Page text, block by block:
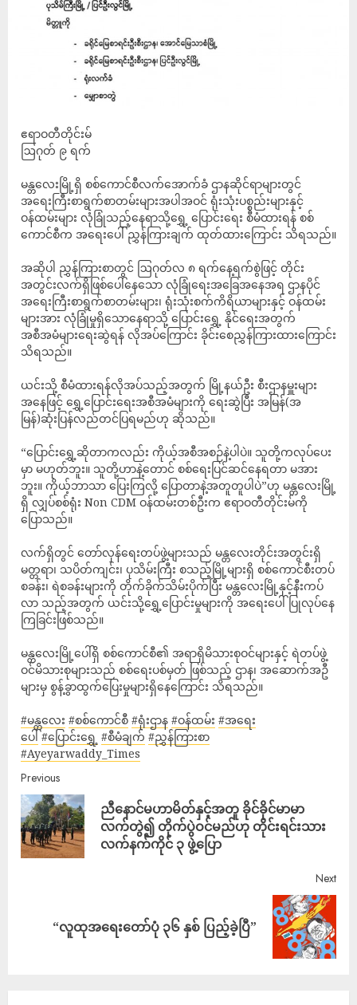
ဧရာဝတီတိုင်းမ်
ဩဂုတ် ၉ ရက်
မန္တလေးမြို့ရှိ စစ်ကောင်စီလက်အောက်ခံ ဌာနဆိုင်ရာများတွင်
အရေးကြီးစာရွက်စာတမ်းများအပါအဝင် ရုံးသုံးပစ္စည်းများနှင့်
ဝန်ထမ်းများ လုံခြုံသည့်နေရာသို့ရွှေ့ ပြောင်းရေး စီမံထားရန် စစ်
ကောင်စီက အရေးပေါ် ညွှန်ကြားချက် ထုတ်ထားကြောင်း သိရသည်။
အဆိုပါ ညွှန်ကြားစာတွင် ဩဂုတ်လ ၈ ရက်နေ့ရက်စွဲဖြင့် တိုင်း
အတွင်းလက်ရှိဖြစ်ပေါ်နေသော လုံခြုံရေးအခြေအနေအရ ဌာနပိုင်
အရေးကြီးစာရွက်စာတမ်းများ၊ ရုံးသုံးစက်ကိရိယာများနှင့် ဝန်ထမ်း
များအား လုံခြုံမှုရှိသောနေရာသို့ ပြောင်းရွှေ့ နိုင်ရေးအတွက်
အစီအမံများရေးဆွဲရန် လိုအပ်ကြောင်း ခိုင်းစေညွှန်ကြားထားကြောင်း
သိရသည်။
ယင်းသို့ စီမံထားရန်လိုအပ်သည့်အတွက် မြို့နယ်ဦး စီးဌာနမှူးများ
အနေဖြင့် ရွှေ့ပြောင်းရေးအစီအမံများကို ရေးဆွဲပြီး အမြန်(အ
မြန်)ဆုံးပြန်လည်တင်ပြရမည်ဟု ဆိုသည်။
“ပြောင်းရွှေ့ဆိုတာကလည်း ကိုယ့်အစီအစဉ်နဲ့ပါပဲ။ သူတို့ကလုပ်ပေး
မှာ မဟုတ်ဘူး။ သူတို့ဟာနဲ့တောင် စစ်ရေးပြင်ဆင်နေရတာ မအား
ဘူး။ ကိုယ့်ဘာသာ ပြေးကြလို့ ပြောတာနဲ့အတူတူပါပဲ”ဟု မန္တလေးမြို့
ရှိ လျှပ်စစ်ရုံး Non CDM ဝန်ထမ်းတစ်ဦးက ဧရာဝတီတိုင်းမ်ကို
ပြောသည်။
လက်ရှိတွင် တော်လှန်ရေးတပ်ဖွဲ့များသည် မန္တလေးတိုင်းအတွင်းရှိ
မတ္တရာ၊ သပိတ်ကျင်း၊ ပုသိမ်းကြီး စသည့်မြို့များရှိ စစ်ကောင်စီးတပ်
စခန်း၊ ရဲစခန်းများကို တိုက်ခိုက်သိမ်းပိုက်ပြီး မန္တလေးမြို့နှင့်နီးကပ်
လာ သည့်အတွက် ယင်းသို့ရွှေ့ပြောင်းမှုများကို အရေးပေါ် ပြုလုပ်နေ
ကြခြင်းဖြစ်သည်။
မန္တလေးမြို့ပေါ်ရှိ စစ်ကောင်စီ၏ အရာရှိမိသားစုဝင်များနှင့် ရဲတပ်ဖွဲ့
ဝင်မိသားစုများသည် စစ်ရေးပစ်မှတ် ဖြစ်သည့် ဌာန၊ အဆောက်အဦ
များမှ စွန့်ခွာထွက်ပြေးမှုများရှိနေကြောင်း သိရသည်။
#မန္တလေး #စစ်ကောင်စီ #ရုံးဌာန #ဝန်ထမ်း #အရေး
ပေါ် #ပြောင်းရွှေ့ #စီမံချက် #ညွှန်ကြားစာ
#Ayeyarwaddy_Times
Previous
ညီနောင်မဟာမိတ်နှင့်အတူ ခိုင်ခိုင်မာမာ
လက်တွဲ၍ တိုက်ပွဲဝင်မည်ဟု တိုင်းရင်းသား
လက်နက်ကိုင် ၃ ဖွဲ့ပြော
Next
“လူထုအရေးတော်ပုံ ၃၆ နှစ် ပြည့်ခဲ့ပြီ”